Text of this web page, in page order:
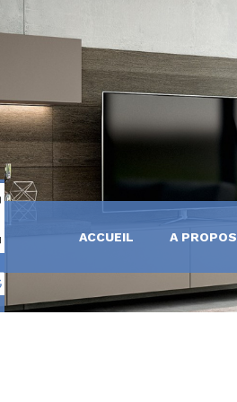
ACCUEIL A PROPOS